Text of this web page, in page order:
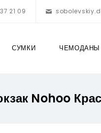
21 09
СУМКИ ЧЕМОДАНЫ
Nohoo